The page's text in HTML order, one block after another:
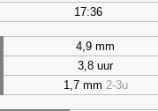
17:36
4,9 mm
3,8 uur
1,7 mm 2-3u